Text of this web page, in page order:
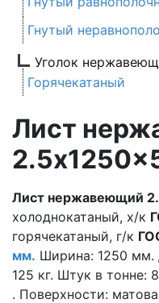
Гнутый
Уголок
Горячекатаный
Лист
Лист нержавеющий
холоднокатаный, х/к
горячекатаный, г/к
мм. Ширина: 1250 мм.
125 кг. Штук в тонне:
. Поверхности: